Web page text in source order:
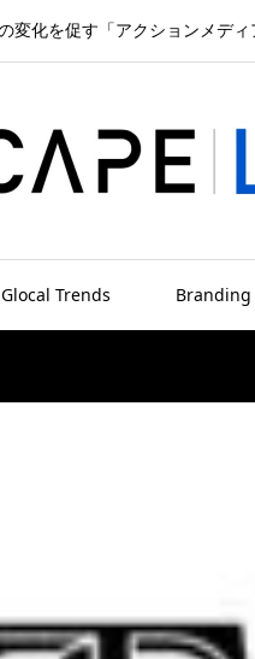
化を促す「アクションメディ
Glocal Trends Branding